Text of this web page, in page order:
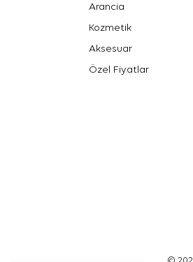
Arancia
Kozmetik
Aksesuar
Özel Fiyatlar